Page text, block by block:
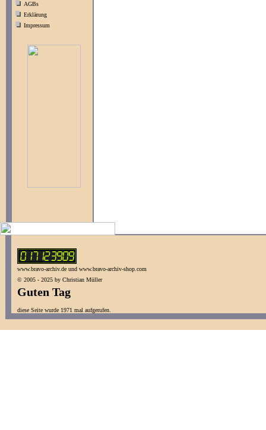
AGBs
Erklärung
Impressum
www.bravo-archiv.de und www.bravo-archiv-shop.com
© 2005 - 2025 by Christian Müller
Guten Tag
diese Seite wurde 1971 mal aufgerufen.